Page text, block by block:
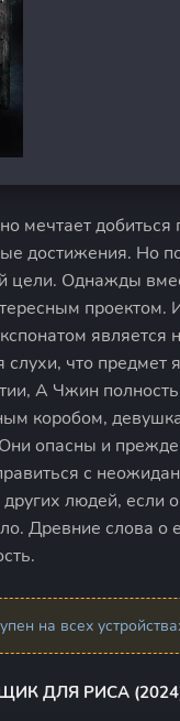
мечтает добиться
достижения. Но
цели. Однажды
проектом.
слухи, что
А Чжин
коробом,
опасны и
с
людей, если
Древние слова о
на всех
ДЛЯ РИСА